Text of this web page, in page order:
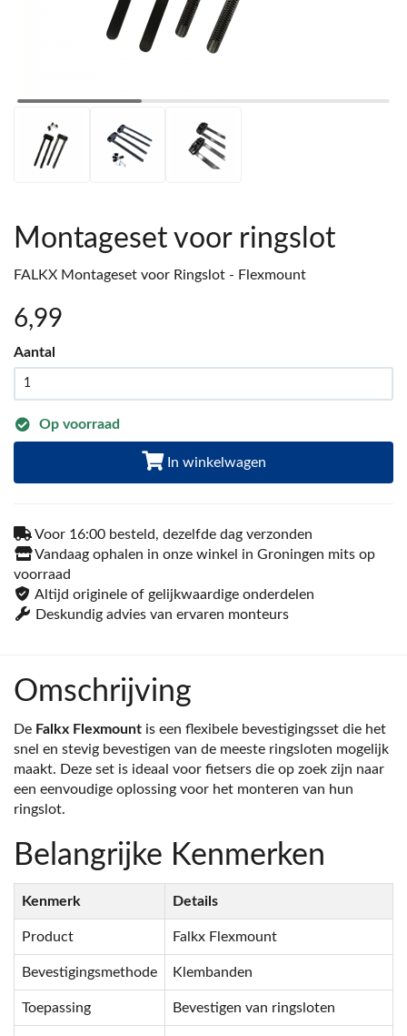
Montageset voor ringslot
FALKX Montageset voor Ringslot - Flexmount
6,99
Aantal
Op voorraad
In winkelwagen
Voor 16:00 besteld, dezelfde dag verzonden
Vandaag ophalen in onze winkel in Groningen mits op
voorraad
Altijd originele of gelijkwaardige onderdelen
Deskundig advies van ervaren monteurs
Omschrijving
De Falkx Flexmount is een flexibele bevestigingsset die het
snel en stevig bevestigen van de meeste ringsloten mogelijk
maakt. Deze set is ideaal voor fietsers die op zoek zijn naar
een eenvoudige oplossing voor het monteren van hun
ringslot.
Belangrijke Kenmerken
Kenmerk Details
Product Falkx Flexmount
Bevestigingsmethode Klembanden
Toepassing Bevestigen van ringsloten